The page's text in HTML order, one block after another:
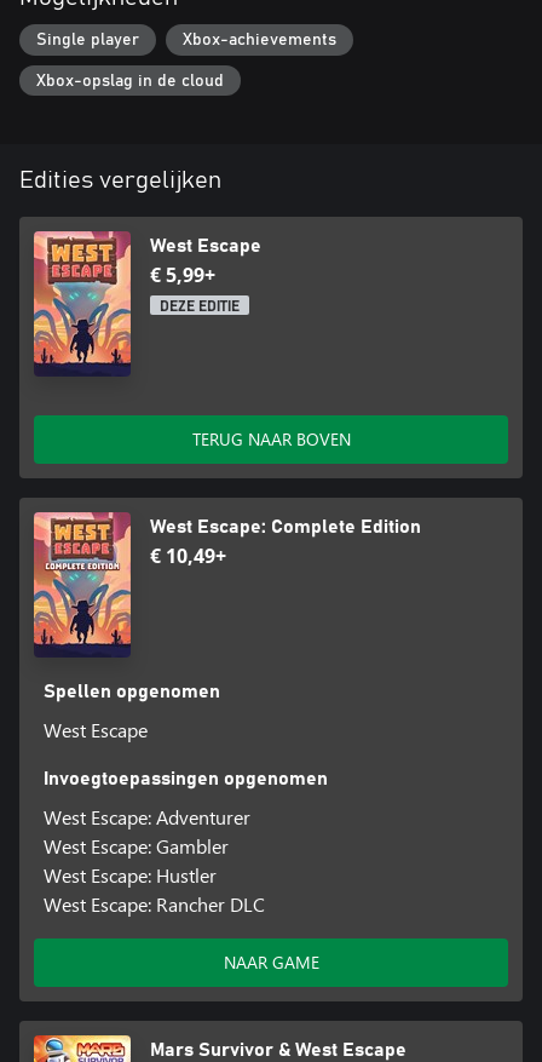
Single player Xbox-achievements
Xbox-opslag in de cloud
Edities vergelijken
West Escape
€ 5,99+
DEZE EDITIE
TERUG NAAR BOVEN
West Escape: Complete Edition
€ 10,49+
Spellen opgenomen
West Escape
Invoegtoepassingen opgenomen
West Escape: Adventurer
West Escape: Gambler
West Escape: Hustler
West Escape: Rancher DLC
NAAR GAME
Mars Survivor & West Escape